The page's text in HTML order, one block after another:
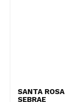
SANTA
SEBRAE